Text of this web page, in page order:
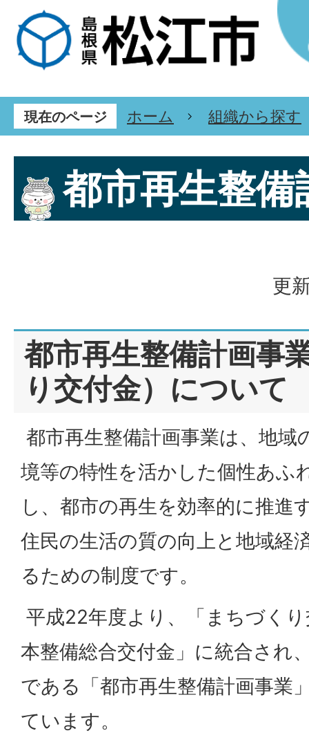
現在のページ ホーム 組織から探す
都市再生整備
更
都市再生整備計画事
り交付金）について
都市再生整備計画事業は、地域
境等の特性を活かした個性あふ
し、都市の再生を効率的に推進
住民の生活の質の向上と地域経
るための制度です。
平成22年度より、「まちづく
本整備総合交付金」に統合され
である「都市再生整備計画事業
ています。